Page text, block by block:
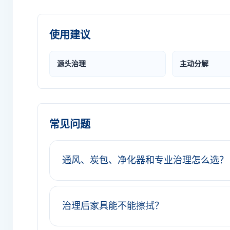
使用建议
源头治理 主动分解
常见问题
通风、炭包、净化器和专业治理怎么选？
治理后家具能不能擦拭？